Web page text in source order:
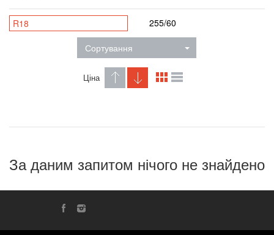
R18 255/60
Сортування
Ціна
За даним запитом нічого не знайдено